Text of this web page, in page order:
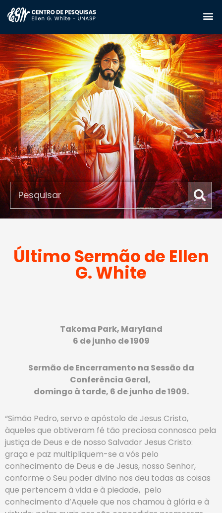
Último Sermão de Ellen
G. White
Takoma Park, Maryland
6 de junho de 1909
Sermão de Encerramento na Sessão da
Conferência Geral,
domingo à tarde, 6 de junho de 1909.
“Simão Pedro, servo e apóstolo de Jesus Cristo,
àqueles que obtiveram fé tão preciosa connosco pela
justiça de Deus e de nosso Salvador Jesus Cristo:
graça e paz multipliquem-se a vós pelo
conhecimento de Deus e de Jesus, nosso Senhor,
conforme o Seu poder divino nos deu todas as coisas
que pertencem à vida e à piedade, pelo
conhecimento d’Aquele que nos chamou à glória e à